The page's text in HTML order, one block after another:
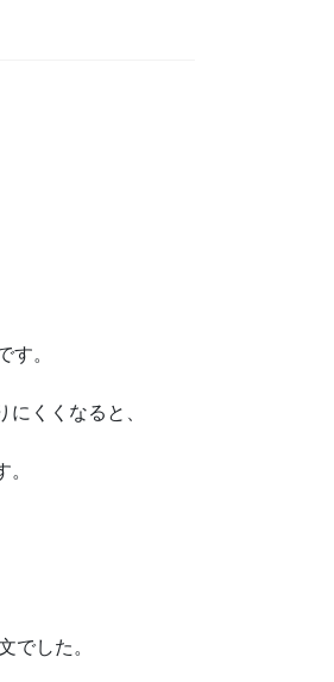
す。
くくなると、
でした。